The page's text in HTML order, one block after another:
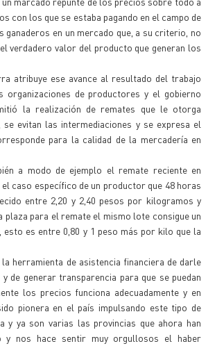
con los que se estaba pagando en el campo de
ganaderos en un mercado que, a su criterio, no
verdadero valor del producto que generan los
atribuye ese avance al resultado del trabajo
organizaciones de productores y el gobierno
la realización de remates que le otorga
evitan las intermediaciones y se expresa el
para la calidad de la mercadería en
a modo de ejemplo el remate reciente en
el caso específico de un productor que 48 horas
entre 2,20 y 2,40 pesos por kilogramos y
plaza para el remate el mismo lote consigue un
esto es entre 0,80 y 1 peso más por kilo que la
la herramienta de asistencia financiera de darle
de generar transparencia para que se puedan
los precios funciona adecuadamente y en
pionera en el país impulsando este tipo de
y ya son varias las provincias que ahora han
y nos hace sentir muy orgullosos el haber